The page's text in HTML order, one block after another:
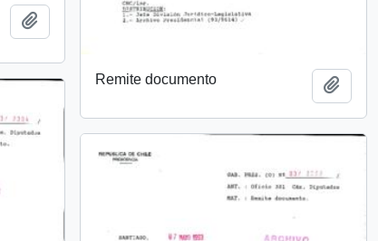
Añadir al portapapeles
Remite documento